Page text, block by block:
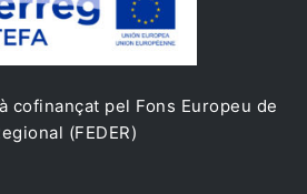
cofinançat pel Fons Europeu de
(FEDER)